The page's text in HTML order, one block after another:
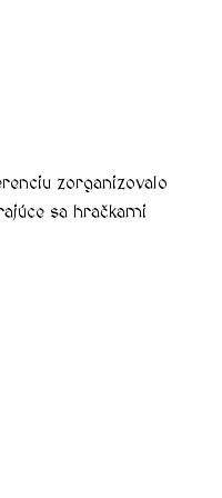
zorganizovalo
sa hračkami